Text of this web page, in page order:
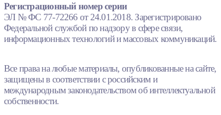
Регистрационный номер серии
ЭЛ № ФС 77-72266 от 24.01.2018. Зарегистрировано
Федеральной службой по надзору в сфере связи,
информационных технологий и массовых коммуникаций.
Все права на любые материалы, опубликованные на сайте,
защищены в соответствии с российским и
международным законодательством об интеллектуальной
собственности.